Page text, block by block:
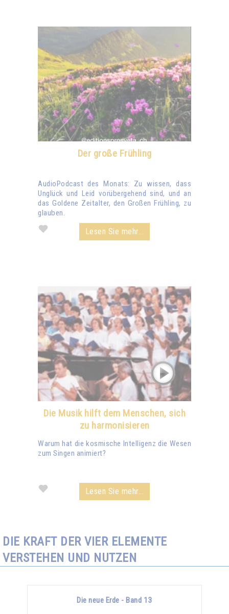
Der große Frühling
AudioPodcast des Monats: Zu wissen, dass
Unglück und Leid vorübergehend sind, und an
das Goldene Zeitalter, den Großen Frühling, zu
glauben.
Lesen Sie mehr...
Die Musik hilft dem Menschen, sich
zu harmonisieren
Warum hat die kosmische Intelligenz die Wesen
zum Singen animiert?
Lesen Sie mehr...
DIE KRAFT DER VIER ELEMENTE
VERSTEHEN UND NUTZEN
Die neue Erde - Band 13